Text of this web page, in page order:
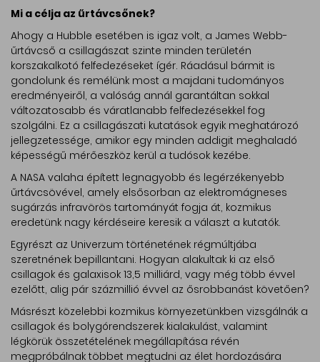
Mi a célja az űrtávcsőnek?
Ahogy a Hubble esetében is igaz volt, a James Webb-
űrtávcső a csillagászat szinte minden területén
korszakalkotó felfedezéseket ígér. Ráadásul bármit is
gondolunk és remélünk most a majdani tudományos
eredményeiről, a valóság annál garantáltan sokkal
változatosabb és váratlanabb felfedezésekkel fog
szolgálni. Ez a csillagászati kutatások egyik meghatározó
jellegzetessége, amikor egy minden addigit meghaladó
képességű mérőeszköz kerül a tudósok kezébe.
A NASA valaha épített legnagyobb és legérzékenyebb
űrtávcsövével, amely elsősorban az elektromágneses
sugárzás infravörös tartományát fogja át, kozmikus
eredetünk nagy kérdéseire keresik a választ a kutatók.
Egyrészt az Univerzum történetének régmúltjába
szeretnének bepillantani. Hogyan alakultak ki az első
csillagok és galaxisok 13,5 milliárd, vagy még több évvel
ezelőtt, alig pár százmillió évvel az ősrobbanást követően?
Másrészt közelebbi kozmikus környezetünkben vizsgálnák a
csillagok és bolygórendszerek kialakulást, valamint
légkörük összetételének megállapítása révén
megpróbálnak többet megtudni az élet hordozására